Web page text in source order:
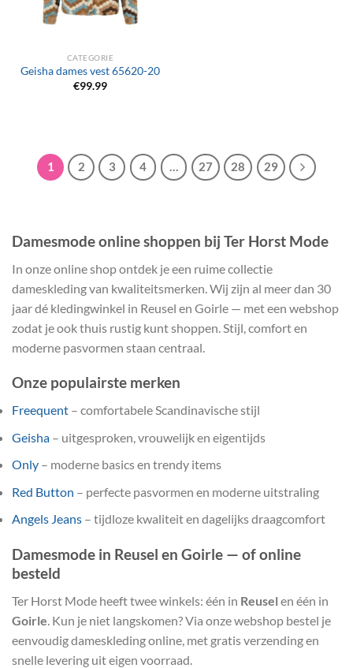
CATEGORIE
Geisha dames vest 65620-20
€99.99
1 2 3 4 … 27 28 29
Damesmode online shoppen bij Ter Horst Mode
In onze online shop ontdek je een ruime collectie
dameskleding van kwaliteitsmerken. Wij zijn al meer dan 30
jaar dé kledingwinkel in Reusel en Goirle — met een webshop
zodat je ook thuis rustig kunt shoppen. Stijl, comfort en
moderne pasvormen staan centraal.
Onze populairste merken
Freequent – comfortabele Scandinavische stijl
Geisha – uitgesproken, vrouwelijk en eigentijds
Only – moderne basics en trendy items
Red Button – perfecte pasvormen en moderne uitstraling
Angels Jeans – tijdloze kwaliteit en dagelijks draagcomfort
Damesmode in Reusel en Goirle — of online
besteld
Ter Horst Mode heeft twee winkels: één in Reusel en één in
Goirle . Kun je niet langskomen? Via onze webshop bestel je
eenvoudig dameskleding online, met gratis verzending en
snelle levering uit eigen voorraad.